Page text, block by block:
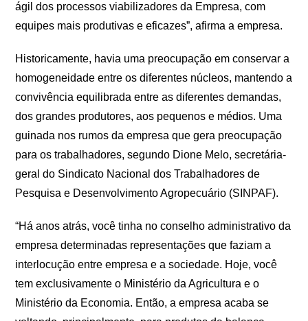
ágil dos processos viabilizadores da Empresa, com
equipes mais produtivas e eficazes”, afirma a empresa.
Historicamente, havia uma preocupação em conservar a
homogeneidade entre os diferentes núcleos, mantendo a
convivência equilibrada entre as diferentes demandas,
dos grandes produtores, aos pequenos e médios. Uma
guinada nos rumos da empresa que gera preocupação
para os trabalhadores, segundo Dione Melo, secretária-
geral do Sindicato Nacional dos Trabalhadores de
Pesquisa e Desenvolvimento Agropecuário (SINPAF).
“Há anos atrás, você tinha no conselho administrativo da
empresa determinadas representações que faziam a
interlocução entre empresa e a sociedade. Hoje, você
tem exclusivamente o Ministério da Agricultura e o
Ministério da Economia. Então, a empresa acaba se